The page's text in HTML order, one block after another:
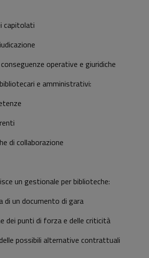
capitolati
operative e giuridiche
e amministrativi:
di collaborazione
un gestionale per biblioteche:
di un documento di gara
dei punti di forza e delle criticità
possibili alternative contrattuali